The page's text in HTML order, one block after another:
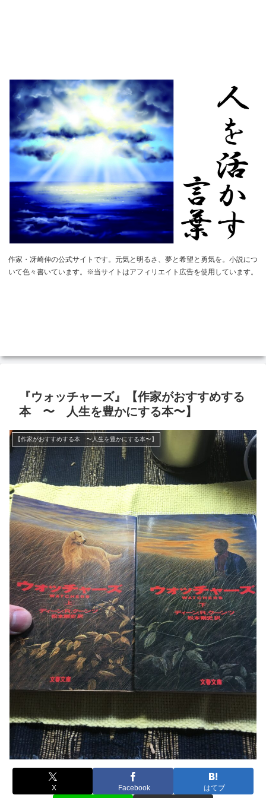
作家・冴崎伸の公式サイトです。元気と明るさ、夢と希望と勇気を。小説につ
いて色々書いています。※当サイトはアフィリエイト広告を使用しています。
『ウォッチャーズ』【作家がおすすめする
本 〜 人生を豊かにする本〜】
【作家がおすすめする本 〜人生を豊かにする本〜】
X Facebook はてブ